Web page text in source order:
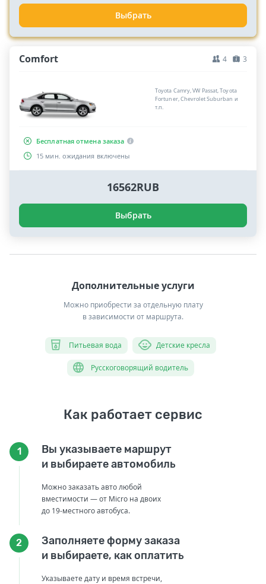
Выбрать
Comfort 4 3
Toyota Camry, VW Passat, Toyota
Fortuner, Chevrolet Suburban и
т.п.
Бесплатная отмена заказа
15 мин. ожидания включены
16562RUB
Выбрать
Дополнительные услуги
Можно приобрести за отдельную плату
в зависимости от маршрута.
Питьевая вода Детские кресла
Русскоговорящий водитель
Как работает сервис
1
Вы указываете маршрут
и выбираете автомобиль
Можно заказать авто любой
вместимости — от Micro на двоих
до 19-местного автобуса.
2
Заполняете форму заказа
и выбираете, как оплатить
Указываете дату и время встречи,